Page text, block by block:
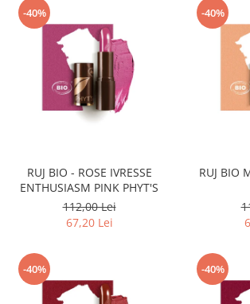
-40%
RUJ BIO - ROSE IVRESSE
ENTHUSIASM PINK PHYT'S
112,00 Lei
67,20 Lei
-40%
RUJ BIO
-40% -40%